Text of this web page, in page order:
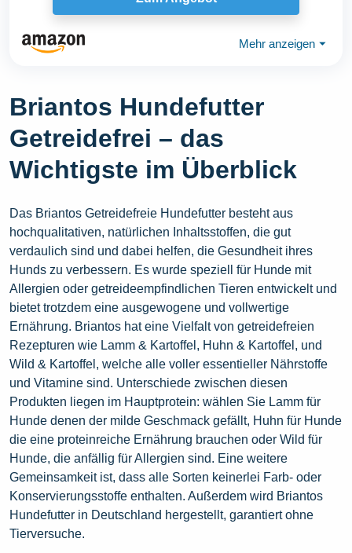
Mehr anzeigen ⏷
Briantos Hundefutter
Getreidefrei – das
Wichtigste im Überblick
Das Briantos Getreidefreie Hundefutter besteht aus
hochqualitativen, natürlichen Inhaltsstoffen, die gut
verdaulich sind und dabei helfen, die Gesundheit ihres
Hunds zu verbessern. Es wurde speziell für Hunde mit
Allergien oder getreideempfindlichen Tieren entwickelt und
bietet trotzdem eine ausgewogene und vollwertige
Ernährung. Briantos hat eine Vielfalt von getreidefreien
Rezepturen wie Lamm & Kartoffel, Huhn & Kartoffel, und
Wild & Kartoffel, welche alle voller essentieller Nährstoffe
und Vitamine sind. Unterschiede zwischen diesen
Produkten liegen im Hauptprotein: wählen Sie Lamm für
Hunde denen der milde Geschmack gefällt, Huhn für Hunde
die eine proteinreiche Ernährung brauchen oder Wild für
Hunde, die anfällig für Allergien sind. Eine weitere
Gemeinsamkeit ist, dass alle Sorten keinerlei Farb- oder
Konservierungsstoffe enthalten. Außerdem wird Briantos
Hundefutter in Deutschland hergestellt, garantiert ohne
Tierversuche.